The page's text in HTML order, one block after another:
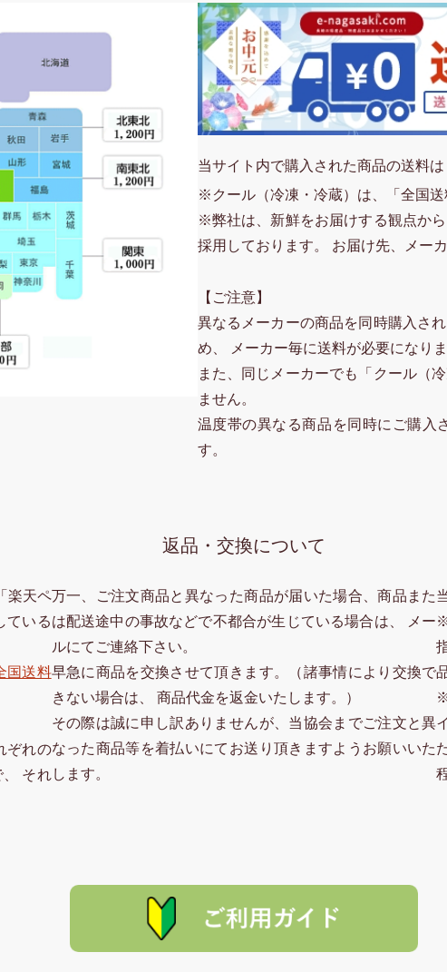
当サイト内で購入された商品の送料
※クール（冷凍・冷蔵）は、「全国
※弊社は、新鮮をお届けする観点か
採用しております。 お届け先、メー
【ご注意】
異なるメーカーの商品を同時購入さ
め、 メーカー毎に送料が必要になり
また、同じメーカーでも「クール（
ません。
温度帯の異なる商品を同時にご購入
す。
楽天ペ
ている
国送料
ぞれの
それ
返品・交換について
万一、ご注文商品と異なった商品が届いた場合、商品また
は配送途中の事故などで不都合が生じている場合は、 メー
ルにてご連絡下さい。
早急に商品を交換させて頂きます。（諸事情により交換で
きない場合は、 商品代金を返金いたします。）
その際は誠に申し訳ありませんが、当協会までご注文と異
なった商品等を着払いにてお送り頂きますようお願いいた
します。